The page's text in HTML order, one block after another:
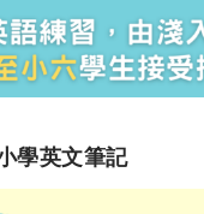
學英文筆記